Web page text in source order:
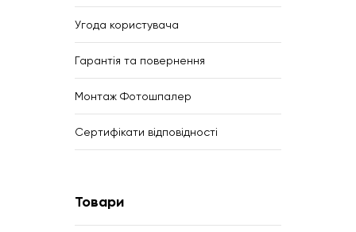
Угода користувача
Гарантія та повернення
Монтаж Фотошпалер
Сертифікати відповідності
Товари